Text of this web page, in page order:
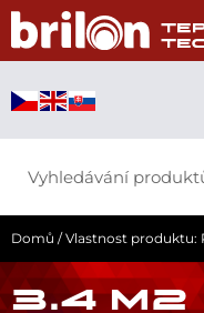
Přeskočit
obsah
Domů / Vlastnost produktu:
3.4 M2